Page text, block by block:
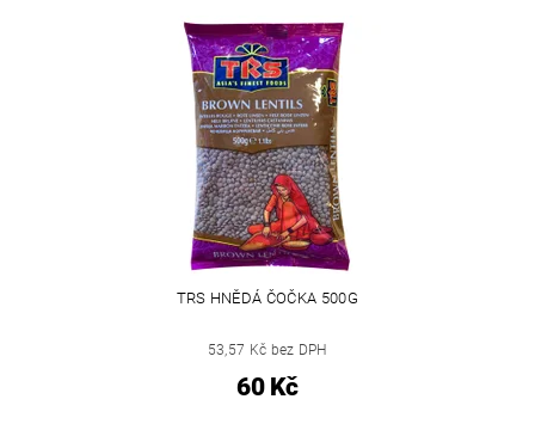
TRS HNĚDÁ ČOČKA 500G
53,57 Kč bez DPH
60 Kč